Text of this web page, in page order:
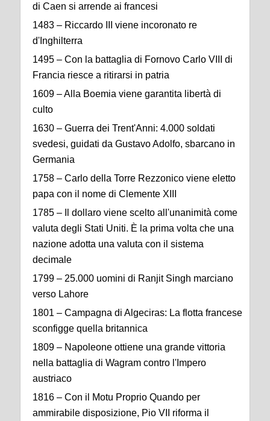
di Caen si arrende ai francesi
1483 – Riccardo III viene incoronato re
d'Inghilterra
1495 – Con la battaglia di Fornovo Carlo VIII di
Francia riesce a ritirarsi in patria
1609 – Alla Boemia viene garantita libertà di
culto
1630 – Guerra dei Trent'Anni: 4.000 soldati
svedesi, guidati da Gustavo Adolfo, sbarcano in
Germania
1758 – Carlo della Torre Rezzonico viene eletto
papa con il nome di Clemente XIII
1785 – Il dollaro viene scelto all'unanimità come
valuta degli Stati Uniti. È la prima volta che una
nazione adotta una valuta con il sistema
decimale
1799 – 25.000 uomini di Ranjit Singh marciano
verso Lahore
1801 – Campagna di Algeciras: La flotta francese
sconfigge quella britannica
1809 – Napoleone ottiene una grande vittoria
nella battaglia di Wagram contro l'Impero
austriaco
1816 – Con il Motu Proprio Quando per
ammirabile disposizione, Pio VII riforma il